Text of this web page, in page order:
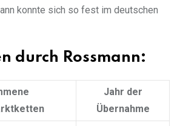
konnte sich so fest im deutschen
durch Rossmann:
Jahr der
Übernahme